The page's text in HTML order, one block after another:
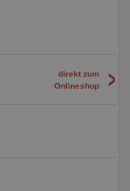
direkt zum
Onlineshop
>